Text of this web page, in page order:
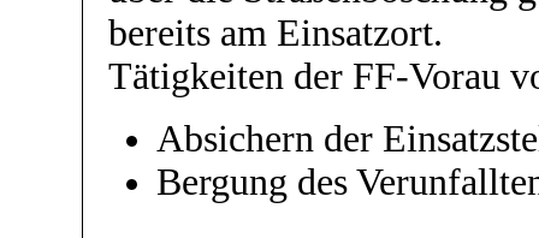
bereits am Einsatzort.
Tätigkeiten der FF-Vorau
Absichern der
Bergung des